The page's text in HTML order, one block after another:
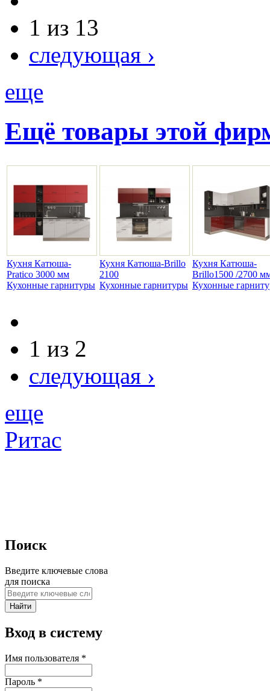
1 из 13
следующая ›
еще
Ещё товары этой
Кухня Катюша-
Pratico 3000 мм
Кухонные гарнитуры
Кухня Катюша-Brillo
2100
Кухонные гарнитуры
Кухня Катюша-
Brillo1500 /2700
Кухонные
1 из 2
следующая ›
еще
Ритас
Поиск
Введите ключевые слова
для поиска
Вход в систему
Имя пользователя *
Пароль *